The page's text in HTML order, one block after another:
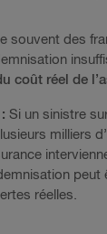
souvent des
coût réel de
Si un sinistre
milliers
peut
réelles.